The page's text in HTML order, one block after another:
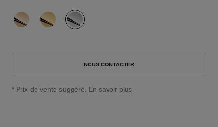
variante (3)
NOUS CONTACTER
↩
* Prix de vente suggéré. En savoir plus